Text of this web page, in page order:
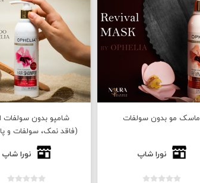
ماسک مو بدون سولفات
نورا شاپ
شامپو بدون سولفات
(فاقد نمک، سولفات و
نورا شاپ